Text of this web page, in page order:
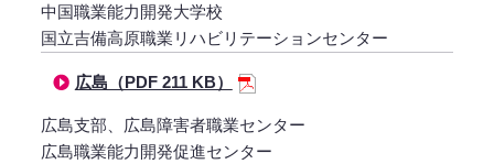
中国職業能力開発大学校
国立吉備高原職業リハビリテーションセンター
広島（PDF 211 KB）
広島支部、広島障害者職業センター
広島職業能力開発促進センター